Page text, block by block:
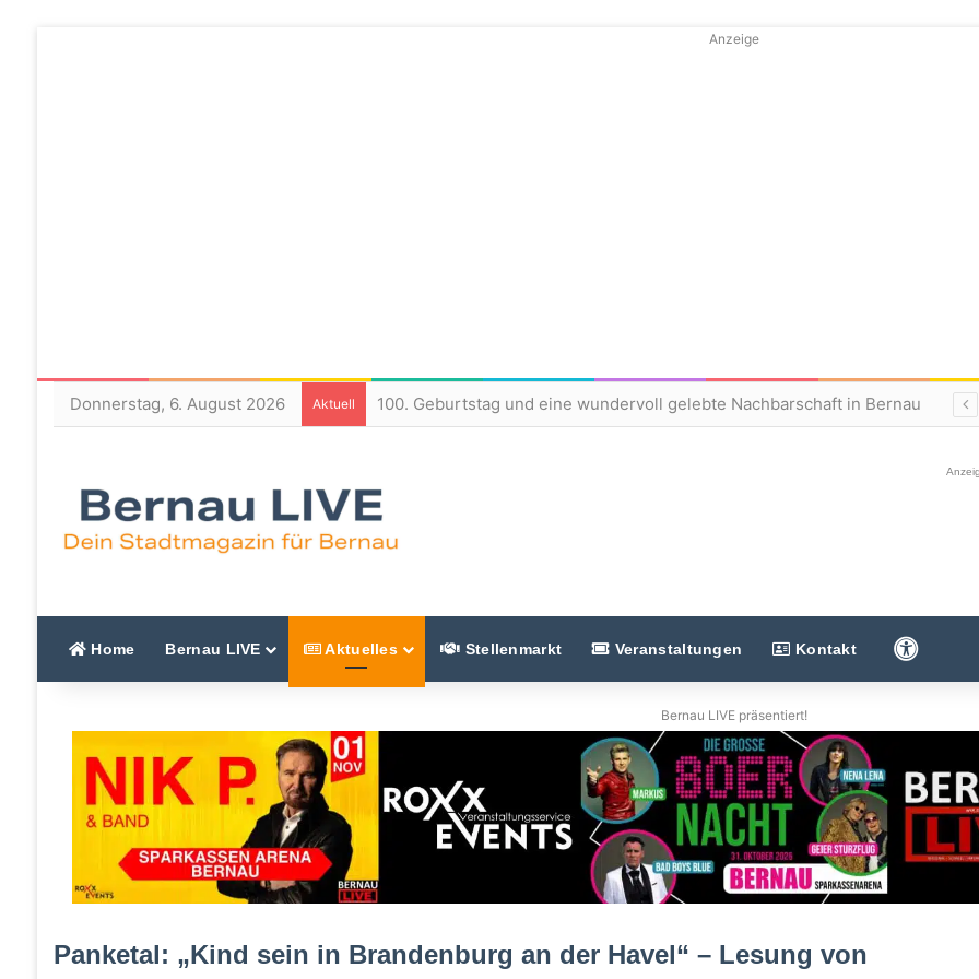
Anzeige
Donnerstag, 6. August 2026 Aktuell 100. Geburtstag und eine wundervoll gelebte Nachbarschaft in Bernau
Home Bernau LIVE Aktuelles Stellenmarkt Veranstaltungen Kontakt
Bernau LIVE präsentiert!
Panketal: „Kind sein in Brandenburg an der Havel“ – Lesung von